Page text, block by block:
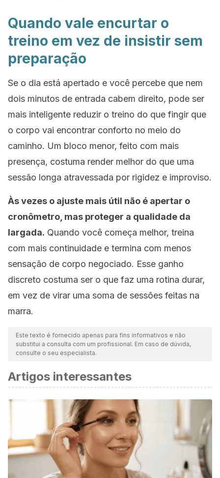
Quando vale encurtar o
treino em vez de insistir sem
preparação
Se o dia está apertado e você percebe que nem
dois minutos de entrada cabem direito, pode ser
mais inteligente reduzir o treino do que fingir que
o corpo vai encontrar conforto no meio do
caminho. Um bloco menor, feito com mais
presença, costuma render melhor do que uma
sessão longa atravessada por rigidez e improviso.
Às vezes o ajuste mais útil não é apertar o
cronômetro, mas proteger a qualidade da
largada. Quando você começa melhor, treina
com mais continuidade e termina com menos
sensação de corpo negociado. Esse ganho
discreto costuma ser o que faz uma rotina durar,
em vez de virar uma soma de sessões feitas na
marra.
Este texto é fornecido apenas para fins informativos e não
substitui a consulta com um profissional. Em caso de dúvida,
consulte o seu especialista.
Artigos interessantes